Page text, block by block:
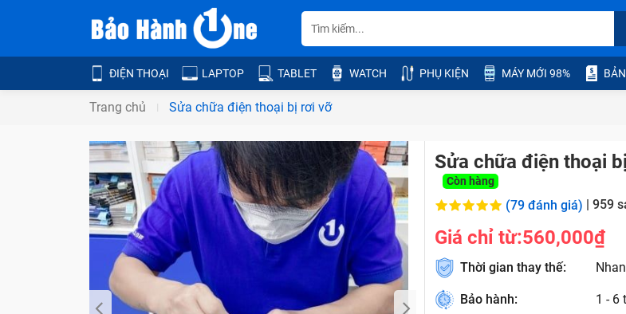
ĐIỆN THOẠI LAPTOP TABLET WATCH PHỤ KIỆN MÁY MỚI 98%
Trang chủ Sửa chữa điện thoại bị rơi vỡ
Sửa chữa điện thoại
Còn hàng
(79 đánh giá) | 959
Giá chỉ từ:560,000₫
Thời gian thay thế:
Bảo hành: 1 - 6